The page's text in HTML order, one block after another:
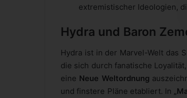
extremistischer Ideologien,
Hydra und Baron
Hydra ist in der Marvel-Welt das
die sich durch fanatische
eine Neue Weltordnung
und finstere Pläne etabliert. In